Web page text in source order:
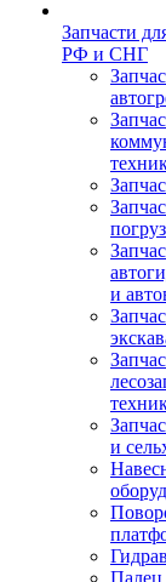
Запчасти
РФ и СНГ
и
и
Палец